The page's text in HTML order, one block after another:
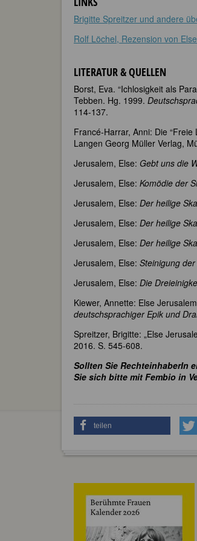
Brigitte Spreitzer und andere
Rolf Löchel, Rezension von
LITERATUR & QUELLEN
Borst, Eva. “Ichlosigkeit als
Tebben. Hg. 1999.
114-137.
Francé-Harrar, Anni: Die “Freie
Langen Georg Müller Verlag,
Jerusalem, Else: Gebt uns die
Jerusalem, Else: Komödie der
Jerusalem, Else: Der heilige
Jerusalem, Else: Der heilige
Jerusalem, Else: Der heilige
Jerusalem, Else: Steinigung
Jerusalem, Else: Die
Kiewer, Annette: Else
deutschsprachiger Epik und
Spreitzer, Brigitte: „Else
2016. S. 545-608.
Sollten Sie RechteinhaberIn
Sie sich bitte mit Fembio in
teilen